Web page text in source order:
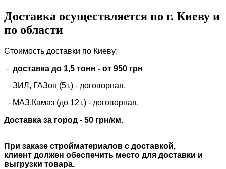
Доставка осуществляется по г. Киеву и
по области
Стоимость доставки по Киеву:
- доставка до 1,5 тонн - от 950 грн
- ЗИЛ, ГАЗон (5т.) - договорная.
- МАЗ,Камаз (до 12т.) - договорная.
Доставка за город - 50 грн/км.
При заказе стройматериалов с доставкой,
клиент должен обеспечить место для доставки и
выгрузки товара.